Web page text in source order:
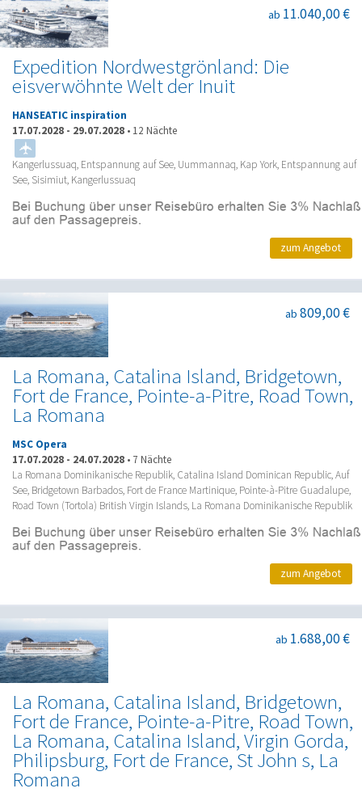
Expedition Nordwestgrönland: Die
eisverwöhnte Welt der Inuit
ab 11.040,00 €
HANSEATIC inspiration
17.07.2028 - 29.07.2028 • 12 Nächte
Kangerlussuaq, Entspannung auf See, Uummannaq, Kap York, Entspannung auf
See, Sisimiut, Kangerlussuaq
zum Angebot
La Romana, Catalina Island, Bridgetown,
Fort de France, Pointe-a-Pitre, Road Town,
La Romana
ab 809,00 €
MSC Opera
17.07.2028 - 24.07.2028 • 7 Nächte
La Romana Dominikanische Republik, Catalina Island Dominican Republic, Auf
See, Bridgetown Barbados, Fort de France Martinique, Pointe-à-Pitre Guadalupe,
Road Town (Tortola) British Virgin Islands, La Romana Dominikanische Republik
zum Angebot
La Romana, Catalina Island, Bridgetown,
Fort de France, Pointe-a-Pitre, Road Town,
La Romana, Catalina Island, Virgin Gorda,
Philipsburg, Fort de France, St John s, La
Romana
ab 1.688,00 €